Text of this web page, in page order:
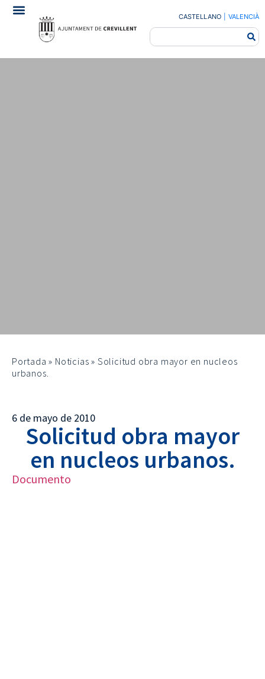
CASTELLANO VALENCIÀ
Portada » Noticias » Solicitud obra mayor en nucleos
urbanos.
6 de mayo de 2010
Solicitud obra mayor
en nucleos urbanos.
Documento